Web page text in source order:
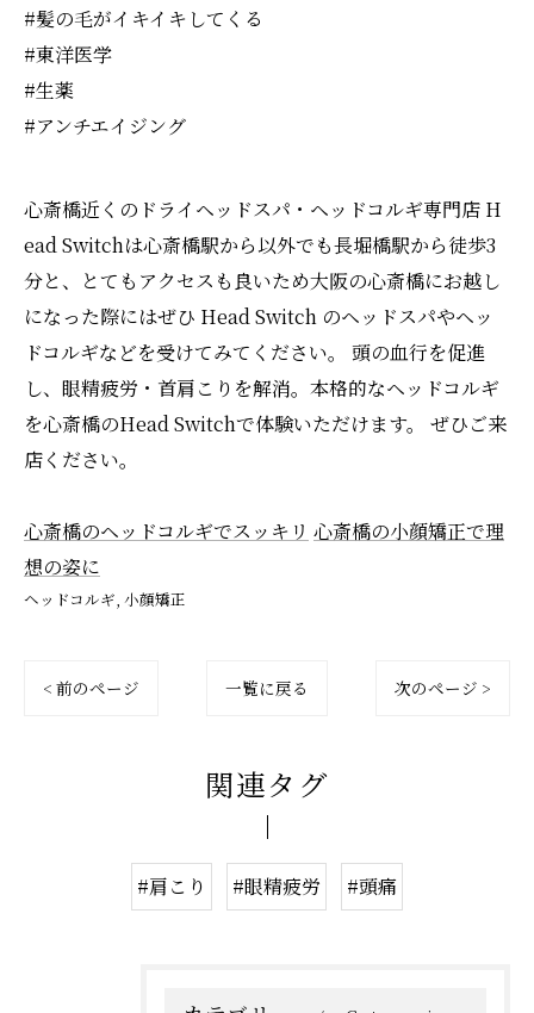
#髪の毛がイキイキしてくる
#東洋医学
#生薬
#アンチエイジング
心斎橋近くのドライヘッドスパ・ヘッドコルギ専門店 H
ead Switchは心斎橋駅から以外でも長堀橋駅から徒歩3
分と、とてもアクセスも良いため大阪の心斎橋にお越し
になった際にはぜひ Head Switch のヘッドスパやヘッ
ドコルギなどを受けてみてください。 頭の血行を促進
し、眼精疲労・首肩こりを解消。本格的なヘッドコルギ
を心斎橋のHead Switchで体験いただけます。 ぜひご来
店ください。
心斎橋のヘッドコルギでスッキリ 心斎橋の小顔矯正で理
想の姿に
ヘッドコルギ 小顔矯正
< 前のページ 一覧に戻る 次のページ >
関連タグ
#肩こり #眼精疲労 #頭痛